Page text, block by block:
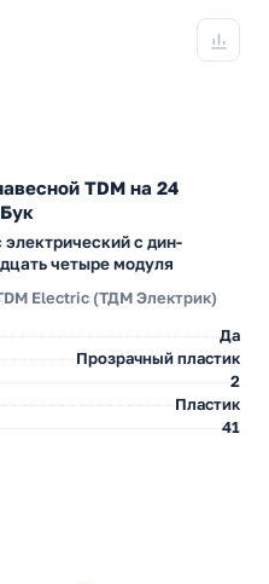
TDM на 24
с дин-
четыре модуля
Electric (ТДМ Электрик)
Да
Прозрачный пластик
2
Пластик
41